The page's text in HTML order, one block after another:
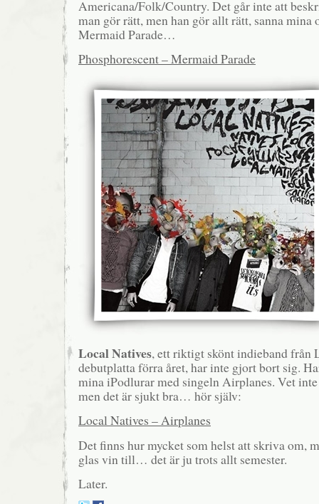
Americana/Folk/Country. Det går inte att
man gör rätt, men han gör allt rätt, sanna mina
Mermaid Parade…
Phosphorescent – Mermaid Parade
Local Natives, ett riktigt skönt indieband från
debutplatta förra året, har inte gjort bort sig.
mina iPodlurar med singeln Airplanes. Vet
men det är sjukt bra… hör själv:
Local Natives – Airplanes
Det finns hur mycket som helst att skriva om,
glas vin till… det är ju trots allt semester.
Later.